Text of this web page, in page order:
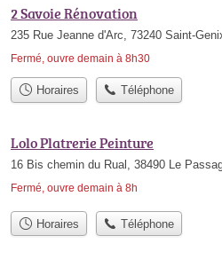
2 Savoie Rénovation
235 Rue Jeanne d'Arc, 73240 Saint-
Fermé, ouvre demain à 8h30
Horaires Téléphone
Lolo Platrerie Peinture
16 Bis chemin du Rual, 38490 Le
Fermé, ouvre demain à 8h
Horaires Téléphone